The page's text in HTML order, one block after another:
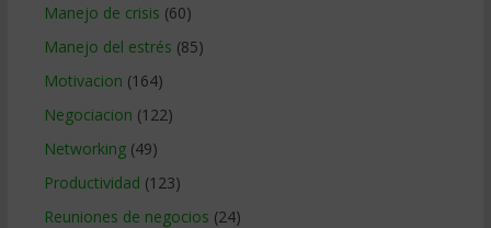
Manejo de crisis (60)
Manejo del estrés (85)
Motivacion (164)
Negociacion (122)
Networking(49)
Productividad (123)
Reuniones de negocios (24)